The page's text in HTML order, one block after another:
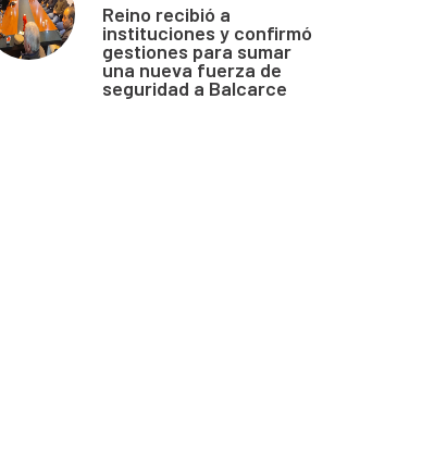
Reino recibió a
instituciones y confirmó
gestiones para sumar
una nueva fuerza de
seguridad a Balcarce